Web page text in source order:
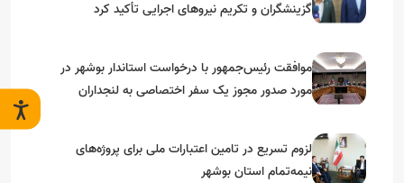
گزینشگران و تکریم نیروهای اجرایی تأکید کرد
موافقت رئیس‌جمهور با درخواست استاندار بوشهر در
مورد صدور مجوز یک سفر اختصاصی به لنجداران
لزوم تسریع در تامین اعتبارات ملی برای پروژه‌های
نیمه‌تمام استان بوشهر